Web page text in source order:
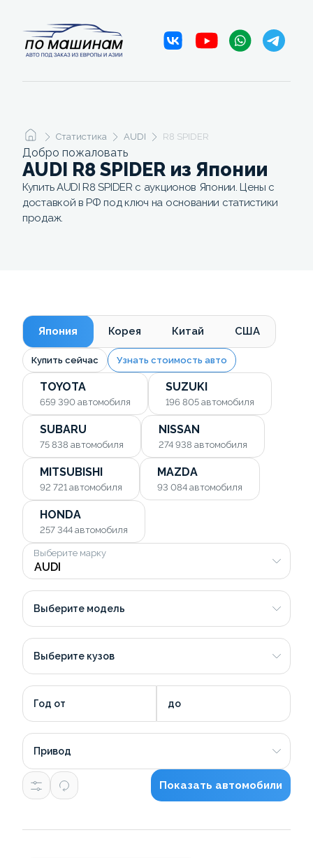
Статистика AUDI R8 SPIDER
Добро пожаловать
AUDI R8 SPIDER из Японии
Купить AUDI R8 SPIDER с аукционов Японии. Цены с
доставкой в РФ под ключ на основании статистики
продаж.
Япония Корея Китай США
Купить сейчас Узнать стоимость авто
TOYOTA
659 390 автомобиля
SUZUKI
196 805 автомобиля
SUBARU
75 838 автомобиля
NISSAN
274 938 автомобиля
MITSUBISHI
92 721 автомобиля
MAZDA
93 084 автомобиля
HONDA
257 344 автомобиля
Выберите марку
Выберите модель
Выберите кузов
Год от до
Привод
Показать автомобили